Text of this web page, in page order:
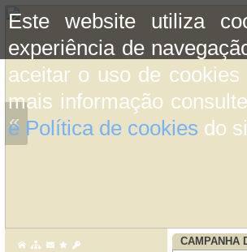
Este website utiliza
experiência de
aceitar o uso de
mais informação
e Política de cookies do
«
CAMPANHA